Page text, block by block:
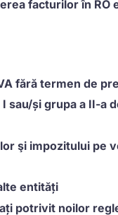
facturilor în
fără termen de
sau/și grupa a II-a
şi impozitului pe
entități
potrivit noilor